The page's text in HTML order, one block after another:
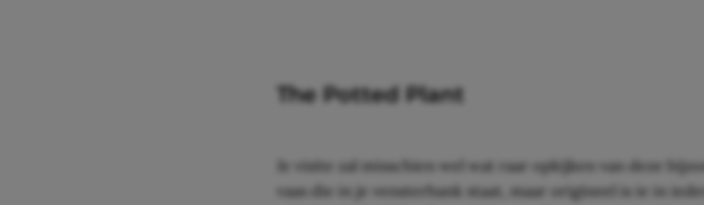
The Potted Plant
Je visite zal misschien wel wat raar opkijken van deze
vaas die in je vensterbank staat, maar origineel is ie in